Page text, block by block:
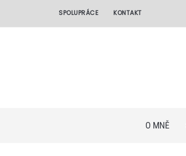
SPOLUPRÁCE KONTAKT
O MNĚ